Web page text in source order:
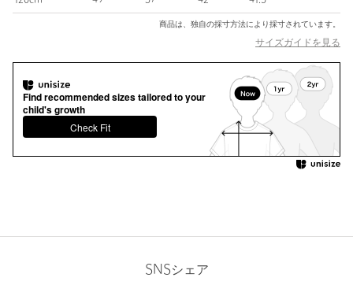
う言葉がある程、
険しい道をいくときにも揺るがない芯のあるものを作っていこ
という思いがこのブランドネームに込められています。
【注意事項】
※この商品の一部サイズスペックは、メーカーのウェブサイトに
書き」、「洗濯表示」を必ずご確認ください。
り、実際の色味と異なって見える場合がございます。あらかじめ
商品は、独自の採寸方法により採寸されています。
サイズガイドを見る
Find recommended sizes tailored to your
child's growth
Check Fit
SNSシェア